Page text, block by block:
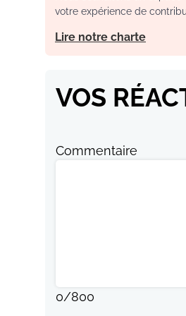
votre expérience de
Lire notre charte
VOS
Commentaire
0/800